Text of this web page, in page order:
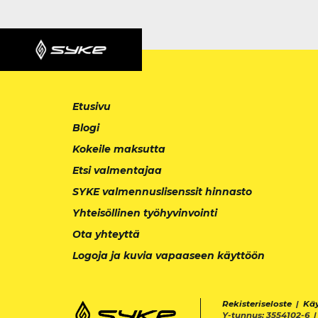
Etusivu
Blogi
Kokeile maksutta
Etsi valmentajaa
SYKE valmennuslisenssit hinnasto
Yhteisöllinen työhyvinvointi
Ota yhteyttä
Logoja ja kuvia vapaaseen käyttöön
Rekisteriseloste |
Y-tunnus: 3554102-6